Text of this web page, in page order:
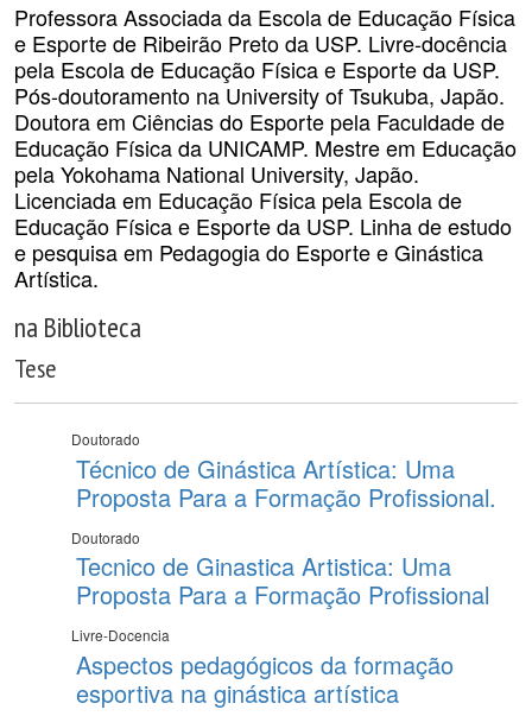
Professora Associada da Escola de Educação Física
e Esporte de Ribeirão Preto da USP. Livre-docência
pela Escola de Educação Física e Esporte da USP.
Pós-doutoramento na University of Tsukuba, Japão.
Doutora em Ciências do Esporte pela Faculdade de
Educação Física da UNICAMP. Mestre em Educação
pela Yokohama National University, Japão.
Licenciada em Educação Física pela Escola de
Educação Física e Esporte da USP. Linha de estudo
e pesquisa em Pedagogia do Esporte e Ginástica
Artística.
na Biblioteca
Tese
Doutorado
Técnico de Ginástica Artística: Uma
Proposta Para a Formação Profissional.
Doutorado
Tecnico de Ginastica Artistica: Uma
Proposta Para a Formação Profissional
Livre-Docencia
Aspectos pedagógicos da formação
esportiva na ginástica artística